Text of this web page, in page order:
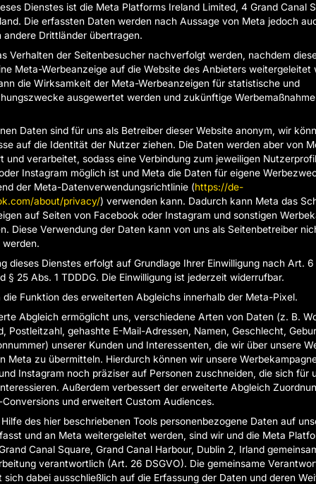
Dienstes ist die Meta Platforms Ireland Limited, 4 Grand Canal
Die erfassten Daten werden nach Aussage von Meta jedoch
andere Drittländer übertragen.
Verhalten der Seitenbesucher nachverfolgt werden, nachdem
Meta-Werbeanzeige auf die Website des Anbieters weitergeleitet
die Wirksamkeit der Meta-Werbeanzeigen für statistische und
ausgewertet werden und zukünftige
Daten sind für uns als Betreiber dieser Website anonym, wir
auf die Identität der Nutzer ziehen. Die Daten werden aber von
und verarbeitet, sodass eine Verbindung zum jeweiligen
Instagram möglich ist und Meta die Daten für eigene
der Meta-Datenverwendungsrichtlinie (https://de-
about/privacy/) verwenden kann. Dadurch kann Meta das
auf Seiten von Facebook oder Instagram und sonstigen
Diese Verwendung der Daten kann von uns als Seitenbetreiber
dieses Dienstes erfolgt auf Grundlage Ihrer Einwilligung nach Art. 6
§ 25 Abs. 1 TDDDG. Die Einwilligung ist jederzeit widerrufbar.
Funktion des erweiterten Abgleichs innerhalb der Meta-Pixel.
Abgleich ermöglicht uns, verschiedene Arten von Daten (z. B.
Postleitzahl, gehashte E-Mail-Adressen, Namen, Geschlecht,
unserer Kunden und Interessenten, die wir über unsere
Meta zu übermitteln. Hierdurch können wir unsere
Instagram noch präziser auf Personen zuschneiden, die sich für
Außerdem verbessert der erweiterte Abgleich
und erweitert Custom Audiences.
des hier beschriebenen Tools personenbezogene Daten auf
und an Meta weitergeleitet werden, sind wir und die Meta
Canal Square, Grand Canal Harbour, Dublin 2, Irland
verantwortlich (Art. 26 DSGVO). Die gemeinsame
sich dabei ausschließlich auf die Erfassung der Daten und deren